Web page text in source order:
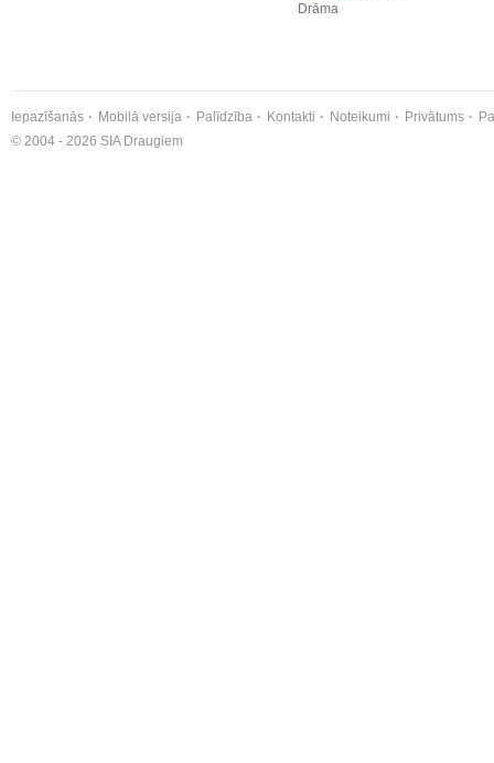
Drāma
Iepazīšanās Mobilā versija Palīdzība Kontakti Noteikumi Privātums
© 2004 - 2026 SIA Draugiem